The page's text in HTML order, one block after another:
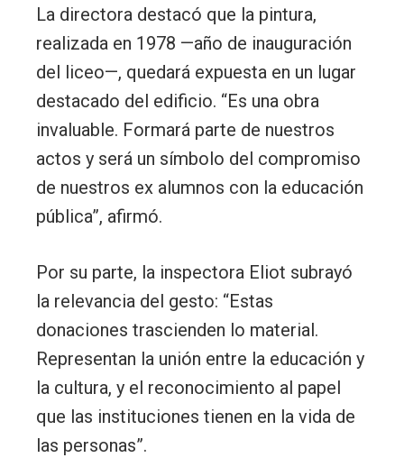
La directora destacó que la pintura,
realizada en 1978 —año de inauguración
del liceo—, quedará expuesta en un lugar
destacado del edificio. “Es una obra
invaluable. Formará parte de nuestros
actos y será un símbolo del compromiso
de nuestros ex alumnos con la educación
pública”, afirmó.
Por su parte, la inspectora Eliot subrayó
la relevancia del gesto: “Estas
donaciones trascienden lo material.
Representan la unión entre la educación y
la cultura, y el reconocimiento al papel
que las instituciones tienen en la vida de
las personas”.